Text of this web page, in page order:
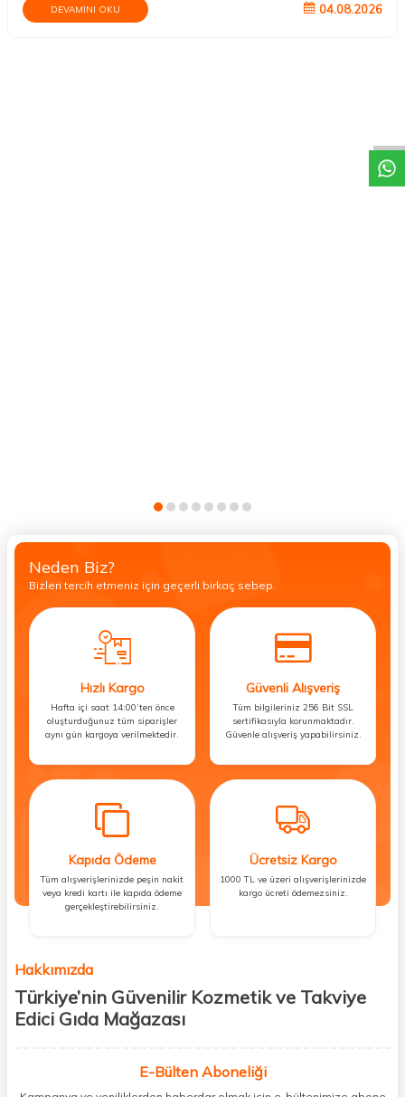
DEVAMINI OKU 04.08.2026
Neden Biz?
Bizleri tercih etmeniz için geçerli birkaç sebep.
Hızlı Kargo
Hafta içi saat 14:00’ten önce
oluşturduğunuz tüm siparişler
aynı gün kargoya verilmektedir.
Güvenli Alışveriş
Tüm bilgileriniz 256 Bit SSL
sertifikasıyla korunmaktadır.
Güvenle alışveriş yapabilirsiniz.
Kapıda Ödeme
Tüm alışverişlerinizde peşin nakit
veya kredi kartı ile kapıda ödeme
gerçekleştirebilirsiniz.
Ücretsiz Kargo
1000 TL ve üzeri alışverişlerinizde
kargo ücreti ödemezsiniz.
Hakkımızda
Türkiye’nin Güvenilir Kozmetik ve Takviye
Edici Gıda Mağazası
kişisel bakım hem de takviye edici gıda ürünlerini sizlerle
buluşturuyoruz. Artık mağaza mağaza dolaşmanıza gerek yok;
E-Bülten Aboneliği